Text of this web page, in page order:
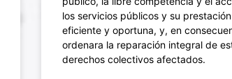
los servicios públicos y su prestación
eficiente y oportuna, y, en
ordenara la reparación integral de
derechos colectivos afectados.